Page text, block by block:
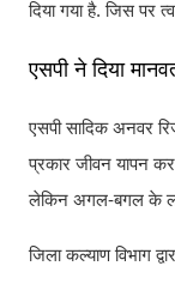
दिया गया है. जिस पर
एसपी ने दिया
एसपी सादिक अनवर
प्रकार जीवन यापन कर
लेकिन अगल-बगल के
जिला कल्याण विभाग